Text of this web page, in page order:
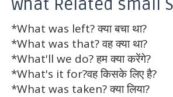
What Related small
*What was left? क्या बचा था?
*What was that? वह क्या था?
*What'll we do? हम क्या करेंगे?
*What's it for?वह किसके लिए है?
*What was taken? क्या लिया?